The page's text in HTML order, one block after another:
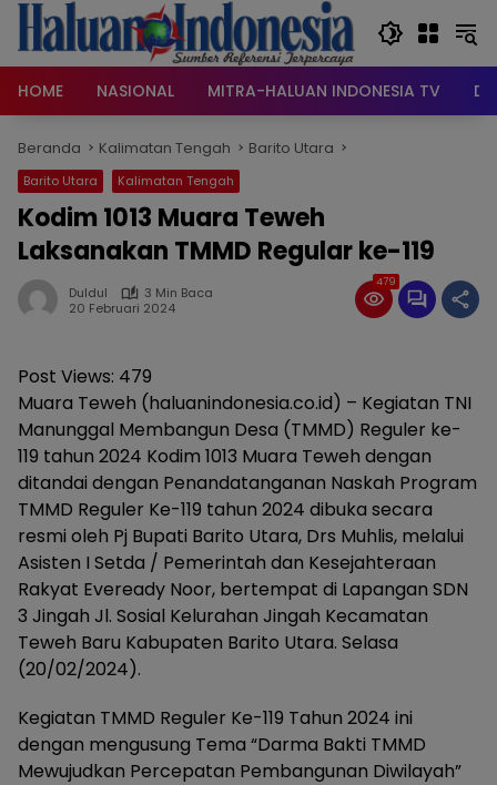
Langsung
konten
HOME
NASIONAL MITRA-HALUAN INDONESIA TV
Beranda Kalimatan Tengah Barito Utara
Barito Utara Kalimatan Tengah
Kodim 1013 Muara Teweh
Laksanakan TMMD Regular ke-119
Duldul
3 Min Baca
20 Februari 2024
479
Post Views: 479
Muara Teweh (haluanindonesia.co.id) – Kegiatan TNI
Manunggal Membangun Desa (TMMD) Reguler ke-
119 tahun 2024 Kodim 1013 Muara Teweh dengan
ditandai dengan Penandatanganan Naskah Program
TMMD Reguler Ke-119 tahun 2024 dibuka secara
resmi oleh Pj Bupati Barito Utara, Drs Muhlis, melalui
Asisten I Setda / Pemerintah dan Kesejahteraan
Rakyat Eveready Noor, bertempat di Lapangan SDN
3 Jingah Jl. Sosial Kelurahan Jingah Kecamatan
Teweh Baru Kabupaten Barito Utara. Selasa
(20/02/2024).
Kegiatan TMMD Reguler Ke-119 Tahun 2024 ini
dengan mengusung Tema “Darma Bakti TMMD
Mewujudkan Percepatan Pembangunan Diwilayah”